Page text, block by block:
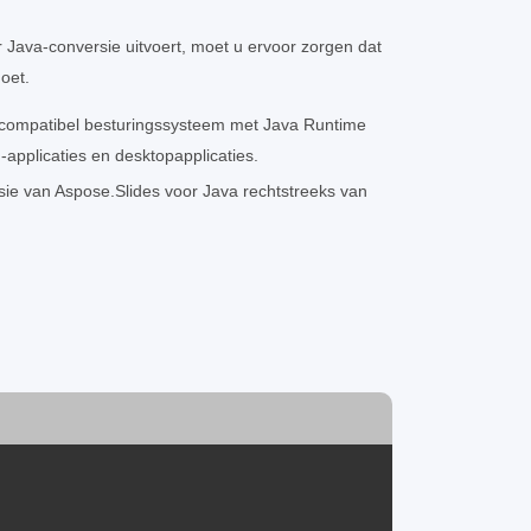
conversie uitvoert, moet u ervoor zorgen dat
besturingssysteem met Java Runtime
en desktopapplicaties.
van Aspose.Slides voor Java rechtstreeks van